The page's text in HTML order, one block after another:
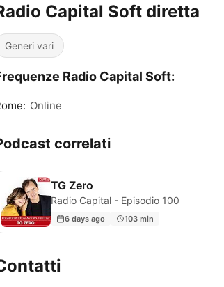
Capital Soft diretta
Generi vari
Radio Capital Soft:
Online
correlati
TG Zero
Radio Capital - Episodio 100
6 days ago 103 min